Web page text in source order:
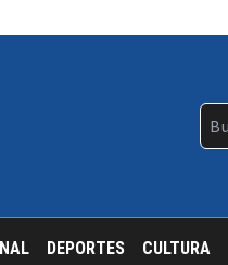
DEPORTES CULTURA